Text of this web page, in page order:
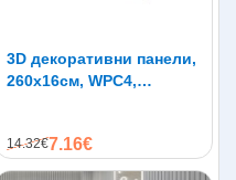
3D декоративни панели,
260х16см, WPC4,
14.32€7.16€